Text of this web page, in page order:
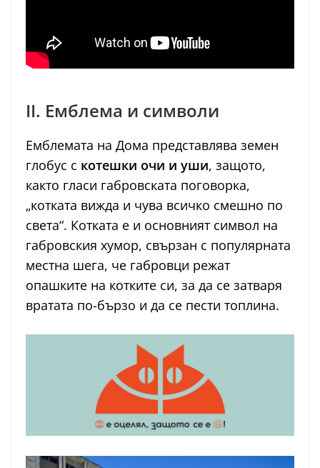
II. Емблема и символи
Емблемата на Дома представлява земен
глобус с котешки очи и уши, защото,
както гласи габровската поговорка,
„котката вижда и чува всичко смешно по
света“. Котката е и основният символ на
габровския хумор, свързан с популярната
местна шега, че габровци режат
опашките на котките си, за да се затваря
вратата по-бързо и да се пести топлина.